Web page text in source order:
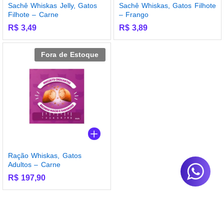
Sachê Whiskas Jelly, Gatos
Filhote – Carne
R$ 3,49
Sachê Whiskas, Gatos Filhote
– Frango
R$3,89
Fora de Estoque
Ração Whiskas, Gatos
Adultos – Carne
R$ 197,90